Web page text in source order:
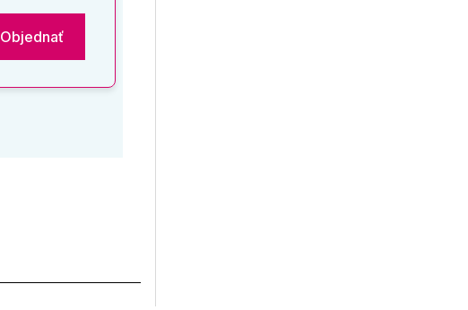
Objednať